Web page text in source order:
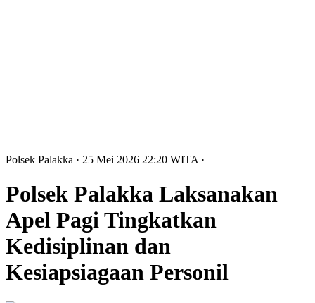
Polsek Palakka · 25 Mei 2026 22:20 WITA ·
‎Polsek Palakka Laksanakan
Apel Pagi Tingkatkan
Kedisiplinan dan
Kesiapsiagaan Personil